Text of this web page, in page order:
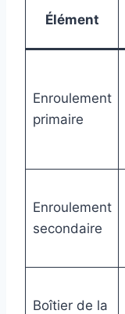
Élément
Enroulement
primaire
Enroulement
secondaire
Boîtier de la